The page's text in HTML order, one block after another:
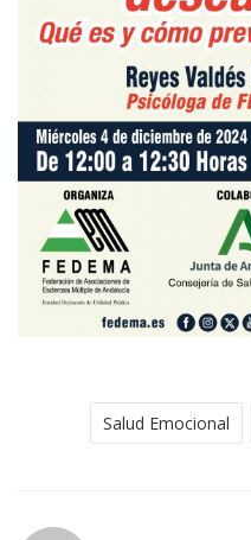
Salud Emocional